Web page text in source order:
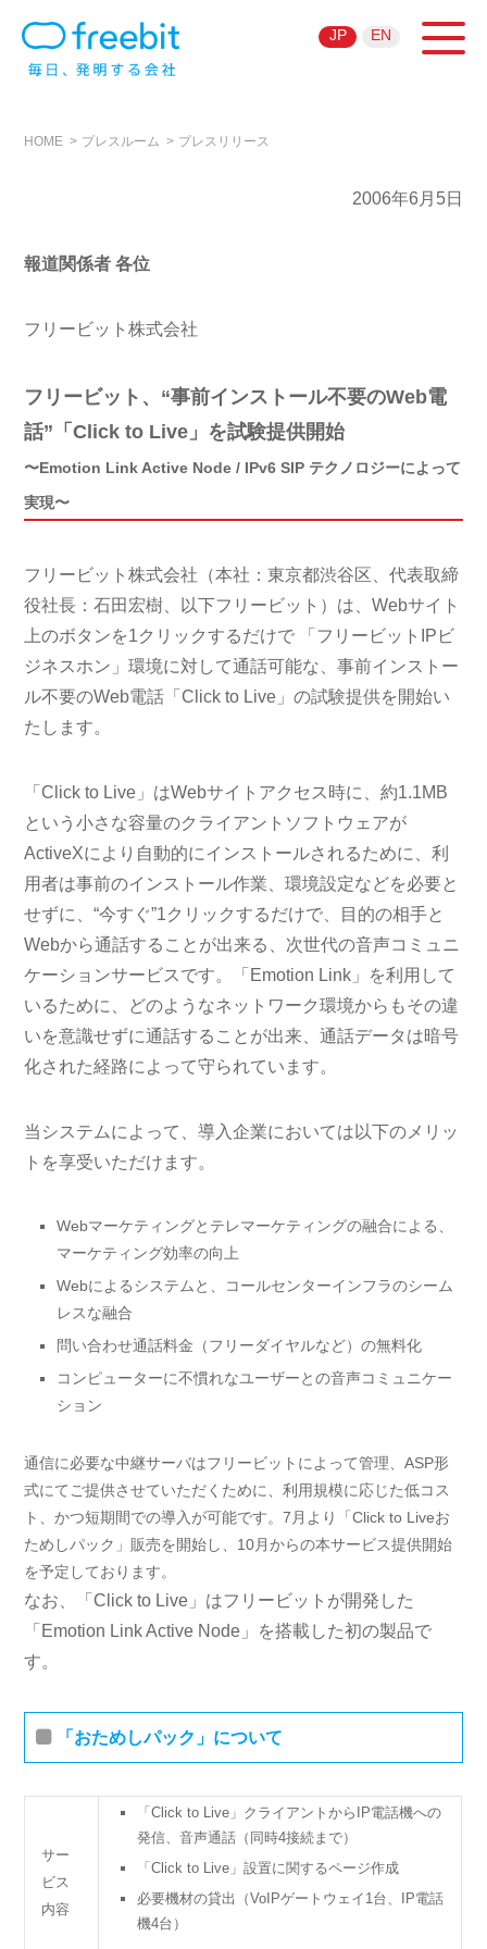
JP EN
HOME プレスルーム プレスリリース
2006年6月5日
報道関係者 各位
フリービット株式会社
フリービット、“事前インストール不要のWeb電
話”「Click to Live」を試験提供開始
〜Emotion Link Active Node / IPv6 SIP テクノロジーによって
実現〜
フリービット株式会社（本社：東京都渋谷区、代表取締
役社長：石田宏樹、以下フリービット）は、Webサイト
上のボタンを1クリックするだけで 「フリービットIPビ
ジネスホン」環境に対して通話可能な、事前インストー
ル不要のWeb電話「Click to Live」の試験提供を開始い
たします。
「Click to Live」はWebサイトアクセス時に、約1.1MB
という小さな容量のクライアントソフトウェアが
ActiveXにより自動的にインストールされるために、利
用者は事前のインストール作業、環境設定などを必要と
せずに、“今すぐ”1クリックするだけで、目的の相手と
Webから通話することが出来る、次世代の音声コミュニ
ケーションサービスです。「Emotion Link」を利用して
いるために、どのようなネットワーク環境からもその違
いを意識せずに通話することが出来、通話データは暗号
化された経路によって守られています。
当システムによって、導入企業においては以下のメリッ
トを享受いただけます。
Webマーケティングとテレマーケティングの融合による、
マーケティング効率の向上
Webによるシステムと、コールセンターインフラのシーム
レスな融合
問い合わせ通話料金（フリーダイヤルなど）の無料化
コンピューターに不慣れなユーザーとの音声コミュニケー
ション
通信に必要な中継サーバはフリービットによって管理、ASP形
式にてご提供させていただくために、利用規模に応じた低コス
ト、かつ短期間での導入が可能です。7月より「Click to Liveお
ためしパック」販売を開始し、10月からの本サービス提供開始
を予定しております。
なお、「Click to Live」はフリービットが開発した
「Emotion Link Active Node」を搭載した初の製品で
す。
「おためしパック」について
サー
ビス
内容
「Click to Live」クライアントからIP電話機への
発信、音声通話（同時4接続まで）
「Click to Live」設置に関するページ作成
必要機材の貸出（VoIPゲートウェイ1台、IP電話
機4台）